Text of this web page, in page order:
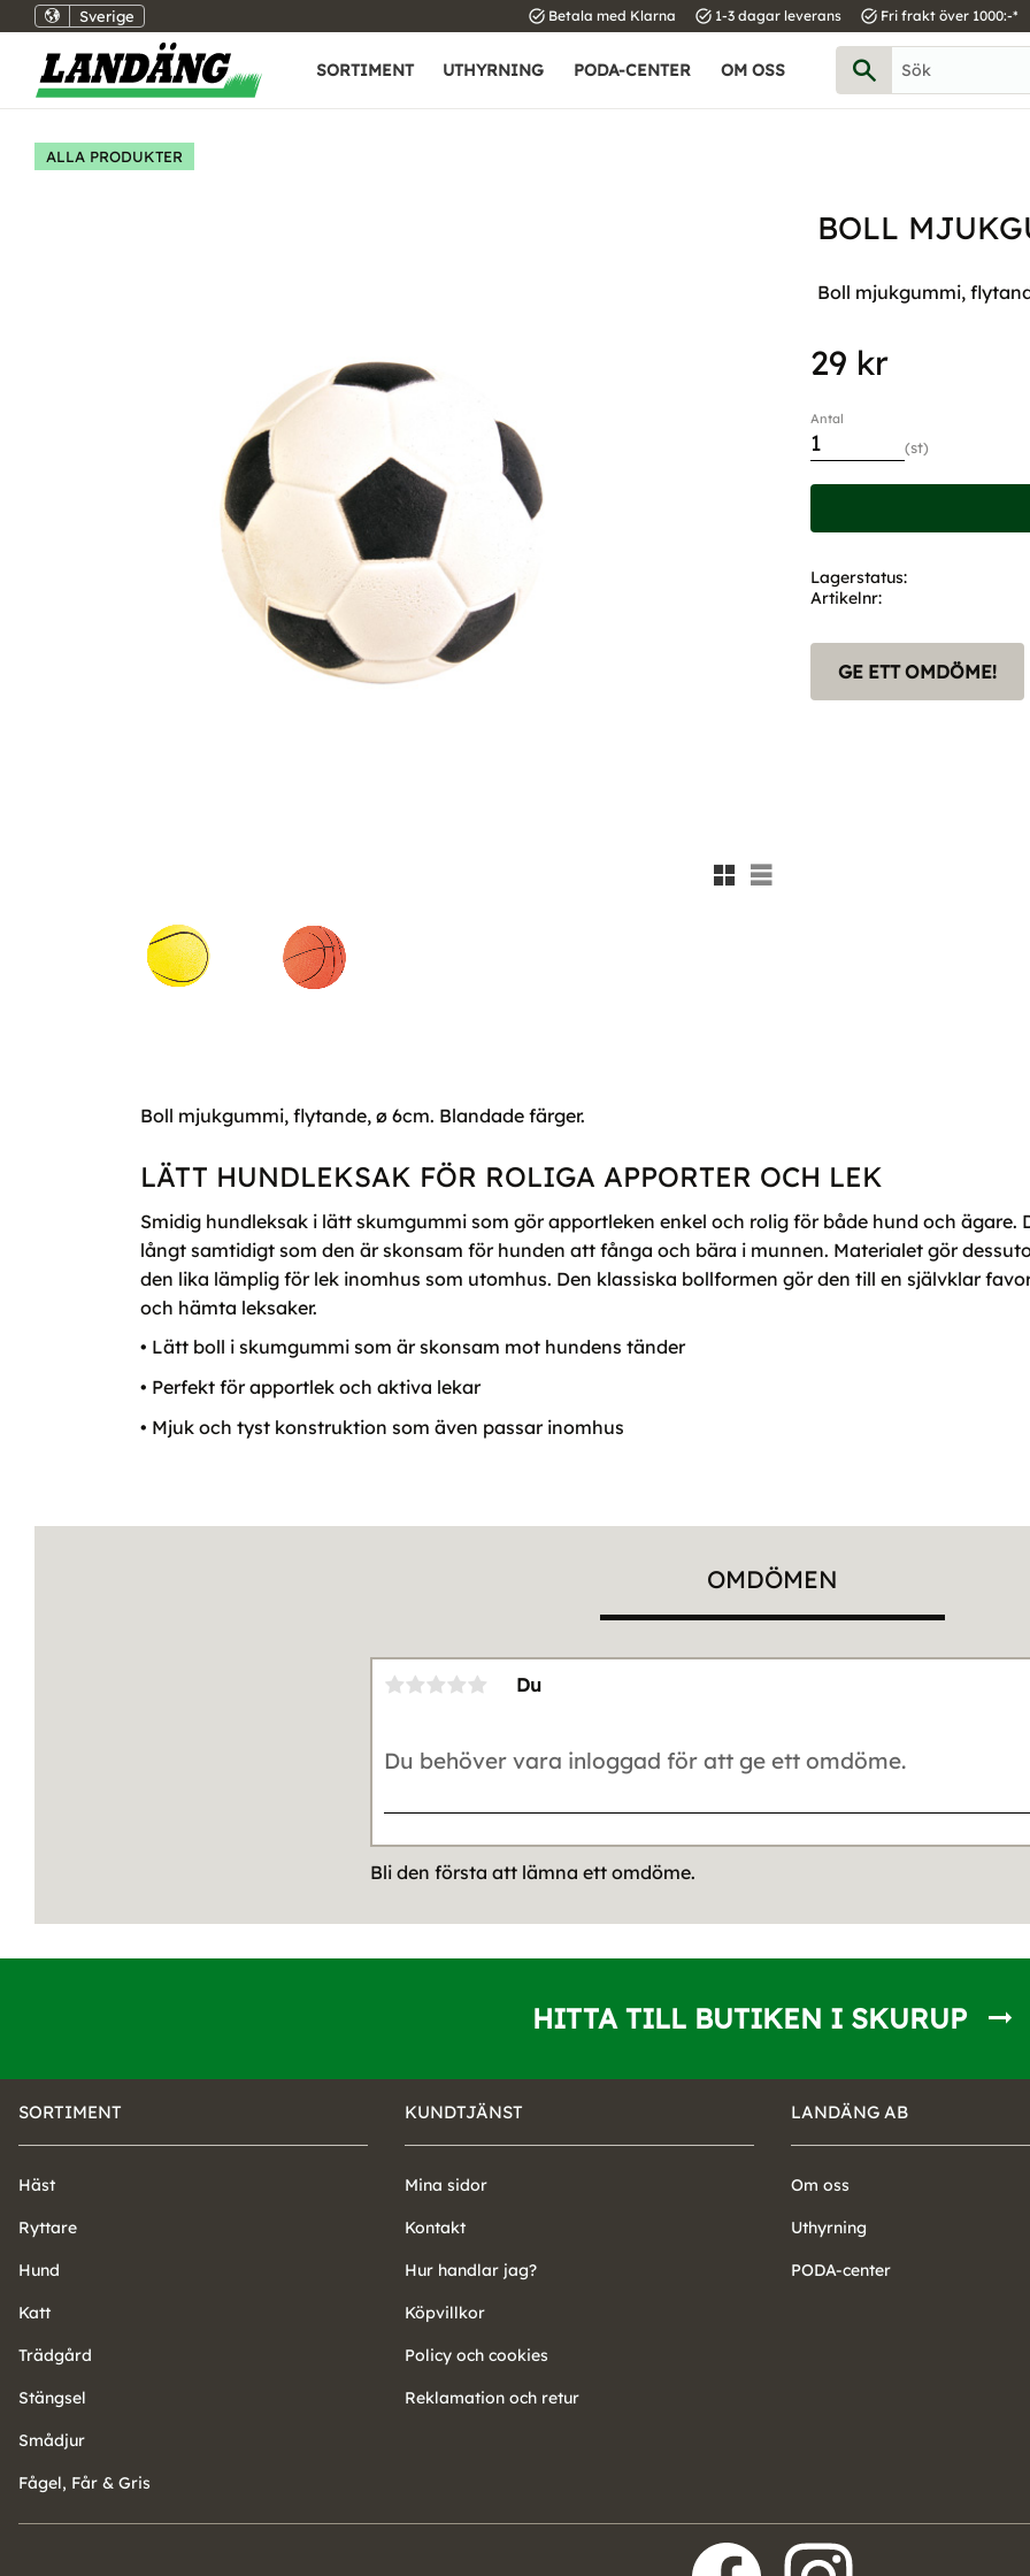
Sverige task_alt Betala med Klarna task_alt 1-3 dagar leverans task_alt Fri frakt över 1000:-*
SORTIMENT UTHYRNING PODA-CENTER OM OSS
ALLA PRODUKTER
BOLL
Boll mjukgummi,
Rutnätsvy
Listvy
29 kr
Antal
st
Lagerstatus
Artikelnr
GE ETT OMDÖME!
Boll mjukgummi, flytande, ø 6cm. Blandade färger.
LÄTT HUNDLEKSAK FÖR ROLIGA APPORTER OCH LEK
Smidig hundleksak i lätt skumgummi som gör apportleken enkel och rolig för både hund och
långt samtidigt som den är skonsam för hunden att fånga och bära i munnen. Materialet gör
den lika lämplig för lek inomhus som utomhus. Den klassiska bollformen gör den till en självklar
och hämta leksaker.
• Lätt boll i skumgummi som är skonsam mot hundens tänder
• Perfekt för apportlek och aktiva lekar
• Mjuk och tyst konstruktion som även passar inomhus
OMDÖMEN
Du
Bli den första att lämna ett omdöme.
HITTA TILL BUTIKEN I SKURUP
SORTIMENT
Häst
Ryttare
Hund
Katt
Trädgård
Stängsel
Smådjur
Fågel, Får & Gris
KUNDTJÄNST
Mina sidor
Kontakt
Hur handlar jag?
Köpvillkor
Policy och cookies
Reklamation och retur
LANDÄNG AB
Om oss
Uthyrning
PODA-center